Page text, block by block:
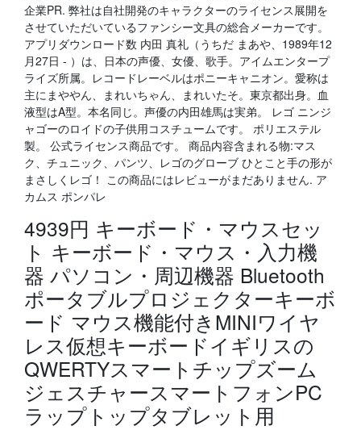
企業PR. 弊社は自社開発のキャラクターのライセンス展開を
させていただいているファンシー文具の総合メーカーです。
アプリダウンロード数 内田 真礼（うちだ まあや、1989年12
月27日 - ）は、日本の声優、女優、歌手。アイムエンタープ
ライズ所属。レコードレーベルはポニーキャニオン。愛称は
主にまややん、まれいちゃん、まれいたそ。東京都出身。血
液型はA型。本名同じ。声優の内田雄馬は実弟。 レゴ ニンジ
ャゴーのロイドの子供用コスチュームです。 ポリエステル
製。 公式ライセンス商品です。 商品内容含まれる物:マス
ク、チュニック、パンツ、レゴのグローブ ひとこと手の形が
まさしくレゴ！ この商品にはレビューがまだありません. ア
カムス ポンパレ
4939円 キーボード・マウスセッ
ト キーボード・マウス・入力機
器 パソコン・周辺機器 Bluetooth
ポータブルプロジェクターキーボ
ード マウス機能付きMINIワイヤ
レス仮想キーボードイギリスの
QWERTYスマートチップズーム
ジェスチャースマートフォンPC
ラップトップタブレット用